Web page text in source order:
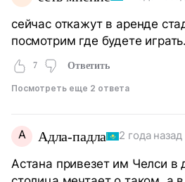
сейчас откажут в аренде
посмотрим где будете
7 Ответить
Посмотреть еще 2 ответа
А Адла-падла 2 года назад
Астана привезет им Челси в